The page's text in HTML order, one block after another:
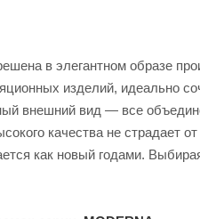
в элегантном образе
изделий, идеально
внешний вид — все
качества не страдает
как новый годами.